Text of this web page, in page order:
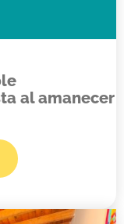
al amanecer